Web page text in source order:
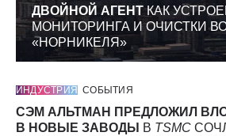
ДВОЙНОЙ АГЕНТКАК
МОНИТОРИНГА И ОЧИСТКИ
«НОРНИКЕЛЯ»
ИНДУСТРИЯ СОБЫТИЯ
СЭМ АЛЬТМАН ПРЕДЛОЖИЛ
В НОВЫЕ ЗАВОДЫ
В TSMC